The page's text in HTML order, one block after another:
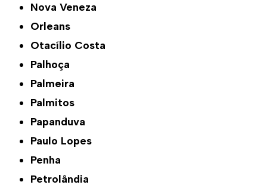
Nova Veneza
Orleans
Otacílio Costa
Palhoça
Palmeira
Palmitos
Papanduva
Paulo Lopes
Penha
Petrolândia